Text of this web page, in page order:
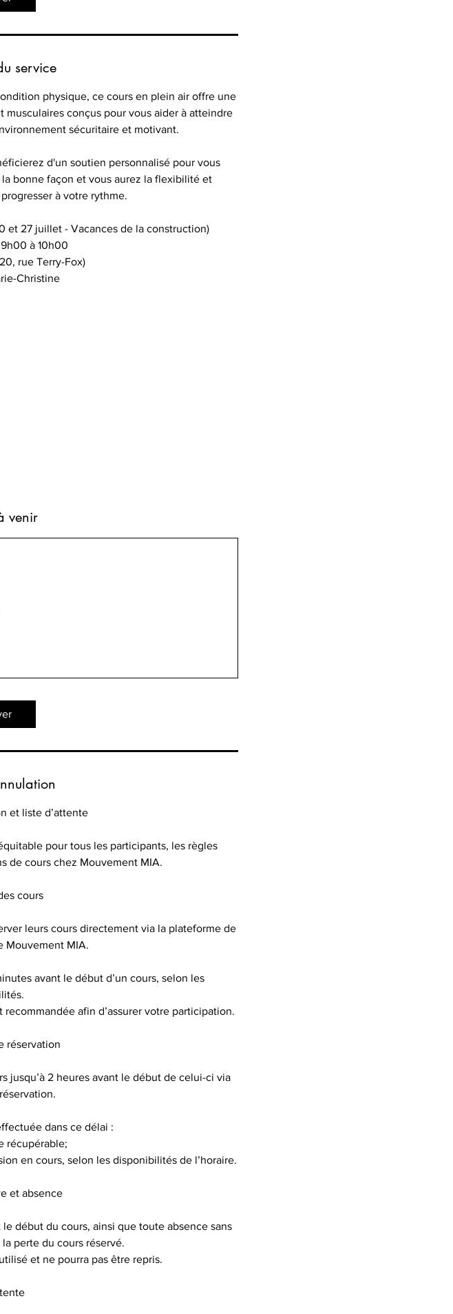
service
physique, ce cours en plein air offre une
conçus pour vous aider à atteindre
sécuritaire et motivant.
d'un soutien personnalisé pour vous
bonne façon et vous aurez la flexibilité et
à votre rythme.
et 27 juillet - Vacances de la construction)
à 10h00
rue Terry-Fox)
Christine
venir
et liste d’attente
pour tous les participants, les règles
de cours chez Mouvement MIA.
cours
leurs cours directement via la plateforme de
Mouvement MIA.
avant le début d’un cours, selon les
afin d’assurer votre participation.
réservation
jusqu’à 2 heures avant le début de celui-ci via
dans ce délai :
récupérable;
en cours, selon les disponibilités de l’horaire.
et absence
début du cours, ainsi que toute absence sans
perte du cours réservé.
et ne pourra pas être repris.